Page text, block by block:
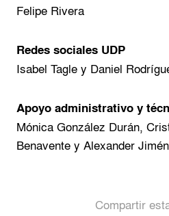
Felipe Rivera
Redes sociales UDP
Isabel Tagle y Daniel
Apoyo administrativo y
Mónica González Durán,
Benavente y Alexander
Compartir